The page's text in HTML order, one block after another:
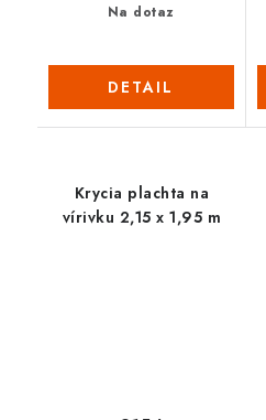
Na dotaz
DETAIL
Krycia plachta na
vírivku 2,15 x 1,95 m